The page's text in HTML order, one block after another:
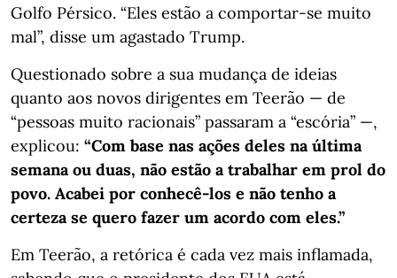
Golfo Pérsico. “Eles estão a comportar-se muito
mal”, disse um agastado Trump.
Questionado sobre a sua mudança de ideias
quanto aos novos dirigentes em Teerão — de
“pessoas muito racionais” passaram a “escória” —,
explicou: “Com base nas ações deles na última
semana ou duas, não estão a trabalhar em prol do
povo. Acabei por conhecê-los e não tenho a
certeza se quero fazer um acordo com eles.”
Em Teerão, a retórica é cada vez mais inflamada,